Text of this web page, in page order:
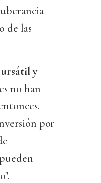
de las
y
no han
por